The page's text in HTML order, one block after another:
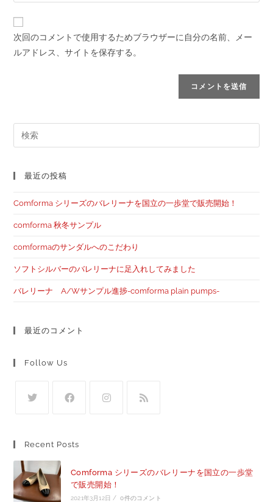
次回のコメントで使用するためブラウザーに自分の名前、メー
ルアドレス、サイトを保存する。
最近の投稿
Comforma シリーズのバレリーナを国立の一歩堂で販売開始！
comforma 秋冬サンプル
comformaのサンダルへのこだわり
ソフトシルバーのバレリーナに足入れしてみました
バレリーナ A/Wサンプル進捗-comforma plain pumps-
最近のコメント
Follow Us
Recent Posts
Comforma シリーズのバレリーナを国立の一歩堂
で販売開始！
2021年3月12日 / 0件のコメント